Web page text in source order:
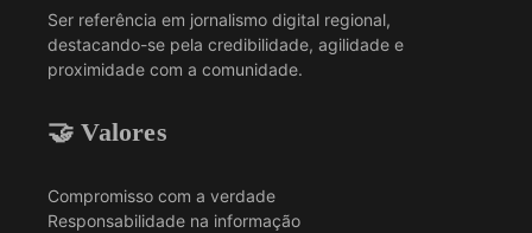
Ser referência em jornalismo digital regional,
destacando-se pela credibilidade, agilidade e
proximidade com a comunidade.
🤝 Valores
Compromisso com a verdade
Responsabilidade na informação